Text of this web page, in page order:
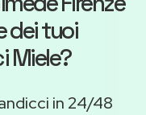
dei tuoi
Miele?
in 24/48